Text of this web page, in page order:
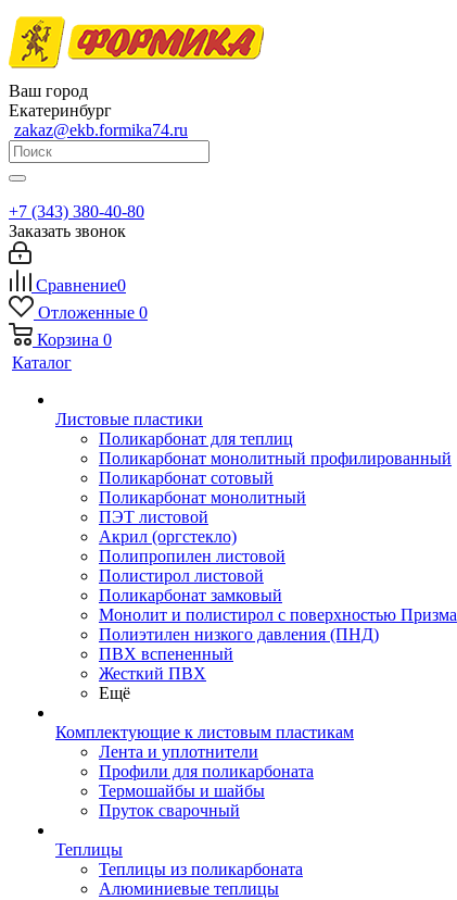
Ваш город
Екатеринбург
zakaz@ekb.formika74.ru
+7 (343) 380-40-80
Заказать звонок
Сравнение0
Отложенные 0
Корзина 0
Каталог
Листовые пластики
Поликарбонат для теплиц
Поликарбонат монолитный профилированный
Поликарбонат сотовый
Поликарбонат монолитный
ПЭТ листовой
Акрил (оргстекло)
Полипропилен листовой
Полистирол листовой
Поликарбонат замковый
Монолит и полистирол с поверхностью Призма
Полиэтилен низкого давления (ПНД)
ПВХ вспененный
Жесткий ПВХ
Ещё
Комплектующие к листовым пластикам
Лента и уплотнители
Профили для поликарбоната
Термошайбы и шайбы
Пруток сварочный
Теплицы
Теплицы из поликарбоната
Алюминиевые теплицы